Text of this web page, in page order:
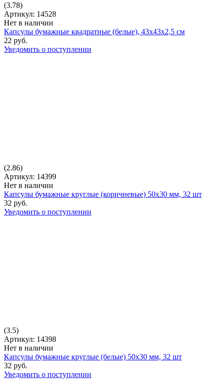
(3.78)
Артикул: 14528
Нет в наличии
Капсулы бумажные квадратные (белые), 43х43х2,5 см
22 руб.
Уведомить о поступлении
(2.86)
Артикул: 14399
Нет в наличии
Капсулы бумажные круглые (коричневые) 50х30 мм, 32 шт
32 руб.
Уведомить о поступлении
(3.5)
Артикул: 14398
Нет в наличии
Капсулы бумажные круглые (белые) 50х30 мм, 32 шт
32 руб.
Уведомить о поступлении